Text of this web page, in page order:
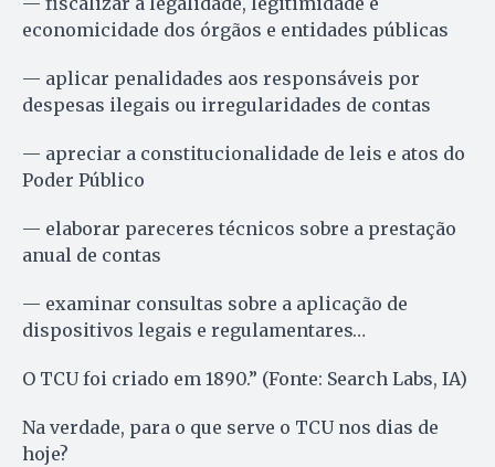
economicidade dos órgãos e entidades públicas
— aplicar penalidades aos responsáveis por
despesas ilegais ou irregularidades de contas
— apreciar a constitucionalidade de leis e atos do
Poder Público
— elaborar pareceres técnicos sobre a prestação
anual de contas
— examinar consultas sobre a aplicação de
dispositivos legais e regulamentares…
O TCU foi criado em 1890.” (Fonte: Search Labs, IA)
Na verdade, para o que serve o TCU nos dias de
hoje?